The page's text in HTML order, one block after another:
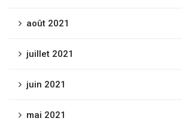
août 2021
juillet 2021
juin 2021
mai 2021